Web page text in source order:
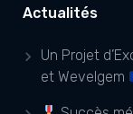
Actualités
Un Projet
et Wevelgem